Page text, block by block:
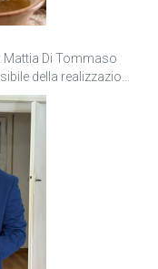
Di Tommaso
della realizzazione